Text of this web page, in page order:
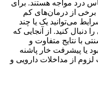
درد مواجه هستند. برای
از درمان‌های کم
می‌توانید یک یا چند
دنبال کنید. از آنجایی که
با نتایج متفاوت و
یا پیشرفت خار پاشنه
از مداخلات دارویی و